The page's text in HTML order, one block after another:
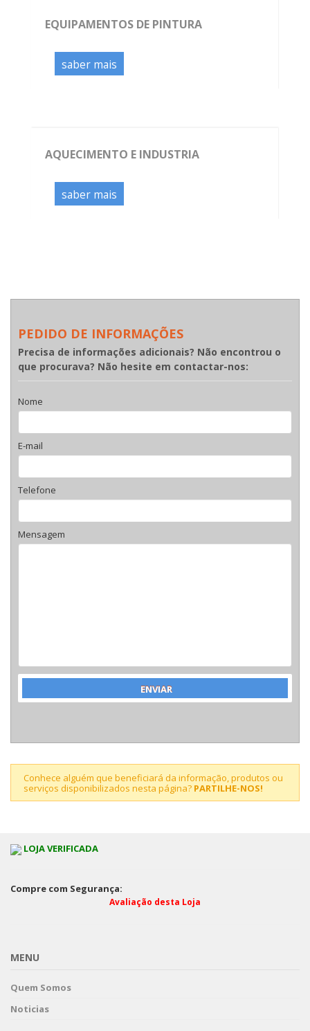
EQUIPAMENTOS DE PINTURA
saber mais
AQUECIMENTO E INDUSTRIA
saber mais
PEDIDO DE INFORMAÇÕES
Precisa de informações adicionais? Não encontrou o
que procurava? Não hesite em contactar-nos:
Nome
E-mail
Telefone
Mensagem
Conhece alguém que beneficiará da informação, produtos ou
serviços disponibilizados nesta página? PARTILHE-NOS!
LOJA VERIFICADA
Compre com Segurança:
Avaliação desta Loja
MENU
Quem Somos
Noticias